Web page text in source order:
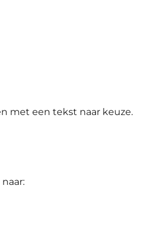
met een tekst naar keuze.